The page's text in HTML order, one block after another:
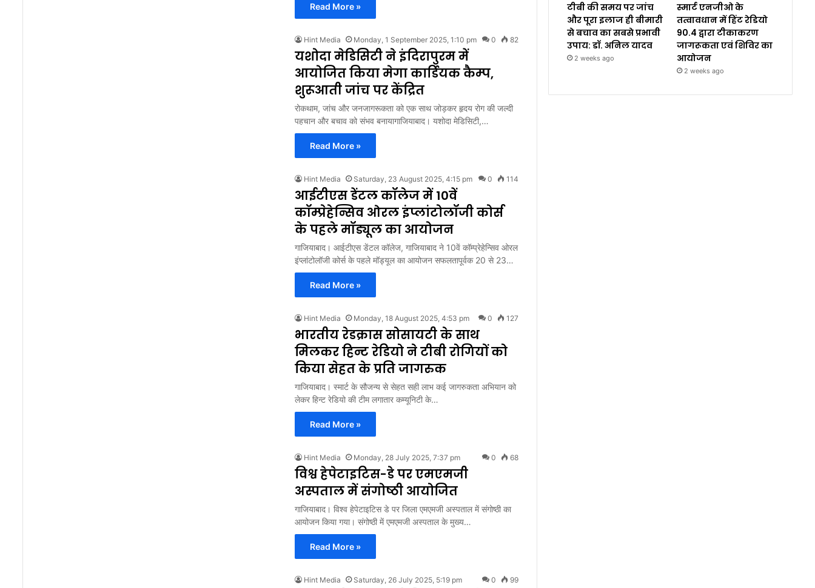
Read More »
Hint Media Monday, 1 September 2025, 1:10 pm 0 82
यशोदा मेडिसिटी ने इंदिरापुरम में
आयोजित किया मेगा कार्डियक कैम्प,
शुरूआती जांच पर केंद्रित
रोकथाम, जांच और जनजागरूकता को एक साथ जोड़कर हृदय रोग की जल्दी
पहचान और बचाव को संभव बनायागाजियाबाद। यशोदा मेडिसिटी,…
Read More »
Hint Media Saturday, 23 August 2025, 4:15 pm 0 114
आईटीएस डेंटल कॉलेज में 10वें
कॉम्प्रेहेन्सिव ओरल इंप्लांटोलॉजी कोर्स
के पहले मॉड्यूल का आयोजन
गाजियाबाद। आईटीएस डेंटल कॉलेज, गाजियाबाद ने 10वें कॉम्प्रेहेन्सिव ओरल
इंप्लांटोलॉजी कोर्स के पहले मॉड्यूल का आयोजन सफलतापूर्वक 20 से 23…
Read More »
Hint Media Monday, 18 August 2025, 4:53 pm 0 127
भारतीय रेडक्रास सोसायटी के साथ
मिलकर हिन्ट रेडियो ने टीबी रोगियों को
किया सेहत के प्रति जागरुक
गाजियाबाद। स्मार्ट के सौजन्य से सेहत सही लाभ कई जागरुकता अभियान को
लेकर हिन्ट रेडियो की टीम लगातार कम्यूनिटी के…
Read More »
Hint Media Monday, 28 July 2025, 7:37 pm 0 68
विश्व हेपेटाइटिस-डे पर एमएमजी
अस्पताल में संगोष्ठी आयोजित
गाजियाबाद। विश्व हेपेटाइटिस डे पर जिला एमएमजी अस्पताल में संगोष्ठी का
आयोजन किया गया। संगोष्ठी में एमएमजी अस्पताल के मुख्य…
Read More »
Hint Media Saturday, 26 July 2025, 5:19 pm 0 99
टीबी की समय पर जांच
और पूरा इलाज ही बीमारी
से बचाव का सबसे प्रभावी
उपाय: डॉ. अनिल यादव
2 weeks ago
स्मार्ट एनजीओ के
तत्वावधान में हिंट रेडियो
90.4 द्वारा टीकाकरण
जागरूकता एवं शिविर का
आयोजन
2 weeks ago